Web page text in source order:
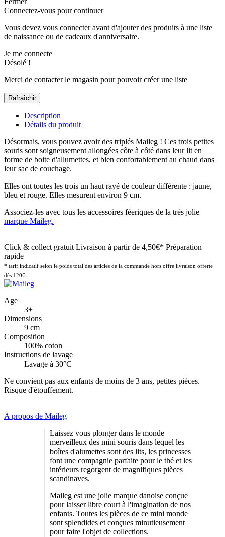
Connectez-vous pour continuer
Vous devez vous connecter avant d'ajouter des produits à une liste
de naissance ou de cadeaux d'anniversaire.
Je me connecte
Désolé !
Merci de contacter le magasin pour pouvoir créer une liste
Description
Détails du produit
Désormais, vous pouvez avoir des triplés Maileg ! Ces trois petites
souris sont soigneusement allongées côte à côté dans leur lit en
forme de boite d'allumettes, et bien confortablement au chaud dans
leur sac de couchage.
Elles ont toutes les trois un haut rayé de couleur différente : jaune,
bleu et rouge. Elles mesurent environ 9 cm.
Associez-les avec tous les accessoires féeriques de la très jolie
marque Maileg.
Click & collect gratuit Livraison à partir de 4,50€* Préparation
rapide
* tarif indicatif selon le poids total des articles de la commande hors offre livraison offerte
dès 120€
Age
3+
Dimensions
9 cm
Composition
100% coton
Instructions de lavage
Lavage à 30°C
Ne convient pas aux enfants de moins de 3 ans, petites pièces.
Risque d'étouffement.
A propos de Maileg
Laissez vous plonger dans le monde
merveilleux des mini souris dans lequel les
boîtes d'alumettes sont des lits, les princesses
font une compagnie parfaite pour le thé et les
intérieurs regorgent de magnifiques pièces
scandinaves.
Maileg est une jolie marque danoise conçue
pour laisser libre court à l'imagination de nos
enfants. Toutes les pièces de ce mini monde
sont splendides et conçues minutieusement
pour faire l'objet de collections.